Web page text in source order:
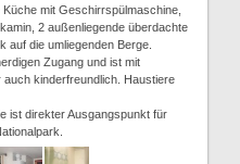
mit Geschirrspülmaschine,
2 außenliegende überdachte
auf die umliegenden Berge.
Zugang und ist mit
kinderfreundlich. Haustiere
ist direkter Ausgangspunkt für